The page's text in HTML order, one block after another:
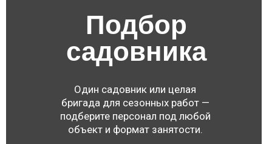
Подбор
садовника
Один садовник или целая
бригада для сезонных работ —
подберите персонал под любой
объект и формат занятости.